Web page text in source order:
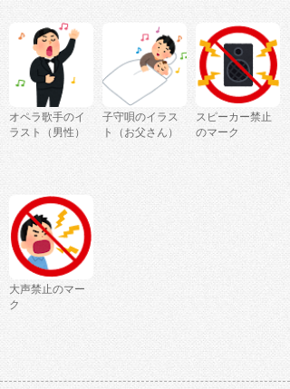
オペラ歌手のイ
ラスト（男性）
子守唄のイラス
ト（お父さん）
スピーカー禁止
のマーク
大声禁止のマー
ク